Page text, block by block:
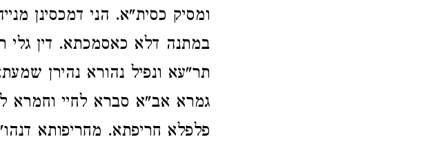
ומסיק כסית"א. הני דמכסינן
במתנה דלא כאסמכתא. דין גלי
תר"עא ונפיל נהורא נהירן
גמרא אב"א סברא לחיי וחמרא
פלפלא חריפתא. מחריפותא